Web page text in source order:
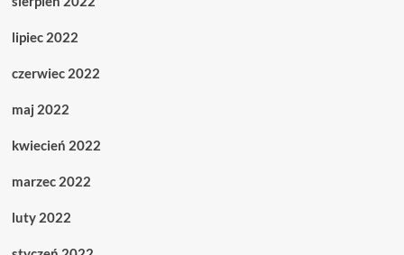
lipiec 2022
czerwiec 2022
maj 2022
kwiecień 2022
marzec 2022
luty 2022